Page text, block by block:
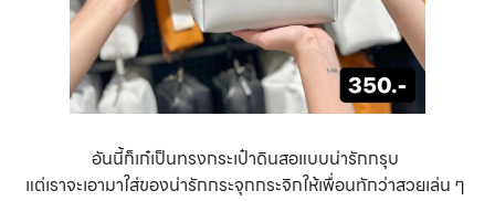
อันนี้ก็เก๋เป็นทรงกระเป๋าดินสอแบบน่ารักกรุบ
แต่เราจะเอามาใส่ของน่ารักกระจุกกระจิกให้เพื่อนทักว่าสวยเล่น ๆ